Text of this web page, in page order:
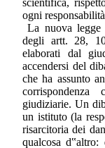
scientifica,
ogni
La nuova legge
degli artt. 28,
elaborati dal
accendersi del
che ha assunto
giudiziarie. Un
un istituto (la
risarcitoria dei
qualcosa